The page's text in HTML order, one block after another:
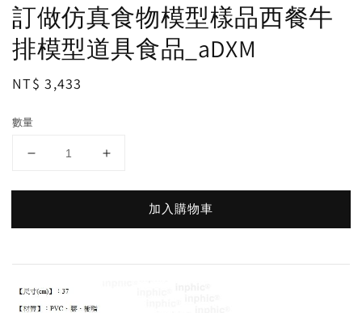
訂做仿真食物模型樣品西餐牛
排模型道具食品_aDXM
Regular
NT$ 3,433
數量
加入購物車